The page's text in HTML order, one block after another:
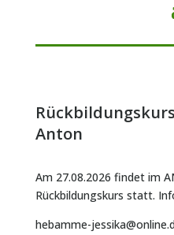
Anton
Am 27.08.2026 findet im
Rückbildungskurs statt.
hebamme-